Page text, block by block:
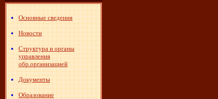
Основные сведения
Новости
Структура и органы
управления
обр.организацией
Документы
Образование